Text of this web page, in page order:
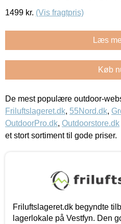
1499 kr. (Vis fragtpris)
Læs
Køb
De mest populære outdoor-
Friluftslageret.dk, 55Nord.dk,
OutdoorPro.dk, Outdoorstore.dk
et stort sortiment til gode priser.
Friluftslageret.dk begyndte
lagerlokale på Vestfyn. Den